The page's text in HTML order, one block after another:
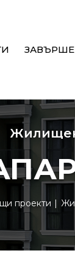
Жилищен
проекти